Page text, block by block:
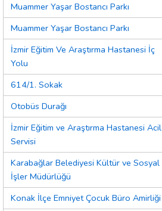
Muammer Yaşar Bostancı Parkı
Muammer Yaşar Bostancı Parkı
İzmir Eğitim Ve Araştırma Hastanesi İç
Yolu
614/1. Sokak
Otobüs Durağı
İzmir Eğitim ve Araştırma Hastanesi Acil
Servisi
Karabağlar Belediyesi Kültür ve Sosyal
İşler Müdürlüğü
Konak İlçe Emniyet Çocuk Büro Amirliği